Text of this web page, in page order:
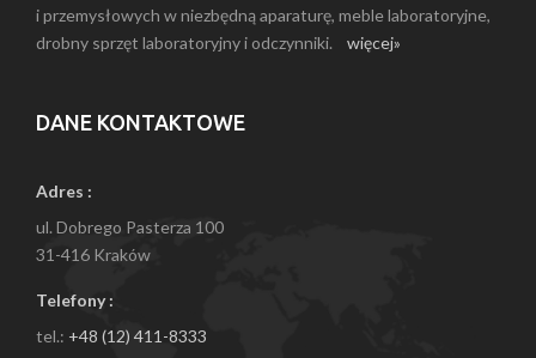
i przemysłowych w niezbędną aparaturę, meble laboratoryjne,
drobny sprzęt laboratoryjny i odczynniki. więcej»
DANE KONTAKTOWE
Adres :
ul. Dobrego Pasterza 100
31-416 Kraków
Telefony :
tel.: +48 (12) 411-8333